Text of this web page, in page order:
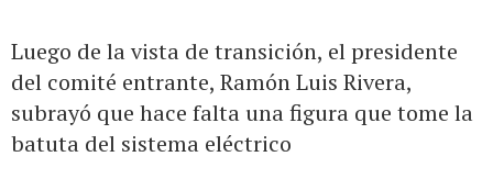
Luego de la vista de transición, el presidente
del comité entrante, Ramón Luis Rivera,
subrayó que hace falta una figura que tome la
batuta del sistema eléctrico